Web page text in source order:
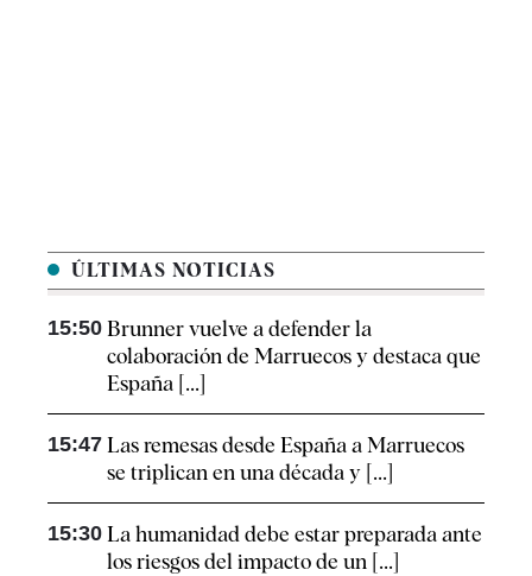
ÚLTIMAS NOTICIAS
15:50 Brunner vuelve a defender la
colaboración de Marruecos y destaca que
España [...]
15:47 Las remesas desde España a Marruecos
se triplican en una década y [...]
15:30 La humanidad debe estar preparada ante
los riesgos del impacto de un [...]